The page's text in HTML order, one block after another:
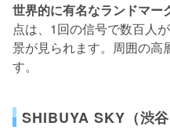
世界的に有名なランドマー
点は、1回の信号で数百人
景が見られます。周囲の高
す。
SHIBUYA SKY（渋谷